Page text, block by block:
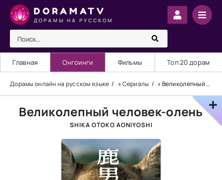
DORAMATV
ДОРАМЫ НА РУССКОМ
Главная Онгоинги Фильмы Топ 20 дорам
Дорамы онлайн на русском языке »Сериалы » Великолепный человек-олень
Великолепный человек-олень
SHIKA OTOKO AONIYOSHI